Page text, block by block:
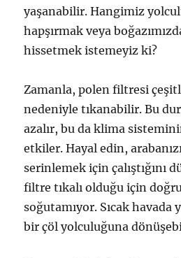
yaşanabilir. Hangimiz
hapşırmak veya
hissetmek istemeyiz ki?
Zamanla, polen filtresi
nedeniyle tıkanabilir. Bu
azalır, bu da klima
etkiler. Hayal edin,
serinlemek için çalıştığını
filtre tıkalı olduğu için
soğutamıyor. Sıcak havada
bir çöl yolculuğuna